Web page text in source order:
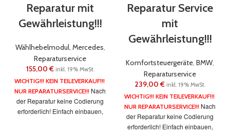
Reparatur mit
Gewährleistung!!!
Wählhebelmodul, Mercedes,
Reparaturservice
155,00€ inkl. 19% MwSt.
WICHTIG!!! KEIN TEILEVERKAUF!!!
NUR REPARATURSERVICE!!! Nach
der Reparatur keine Codierung
erforderlich! Einfach einbauen,
Reparatur Service
mit
Gewährleistung!!!
Komfortsteuergeräte, BMW,
Reparaturservice
239,00€ inkl. 19% MwSt.
WICHTIG!!! KEIN TEILEVERKAUF!!!
NUR REPARATURSERVICE!!! Nach
der Reparatur keine Codierung
erforderlich! Einfach einbauen,